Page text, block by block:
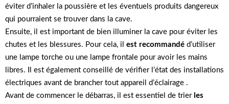
éviter d’inhaler la poussière et les éventuels produits dangereux
qui pourraient se trouver dans la cave.
Ensuite, il est important de bien illuminer la cave pour éviter les
chutes et les blessures. Pour cela, il est recommandé d’utiliser
une lampe torche ou une lampe frontale pour avoir les mains
libres. Il est également conseillé de vérifier l’état des installations
électriques avant de brancher tout appareil d’éclairage .
Avant de commencer le débarras, il est essentiel de trier les